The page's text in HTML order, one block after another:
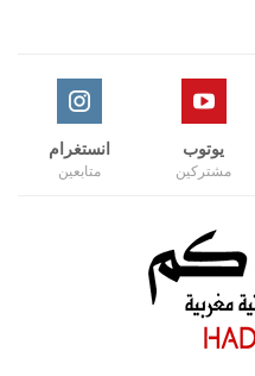
يوتوب
مشتركين
انستغرام
متابعين